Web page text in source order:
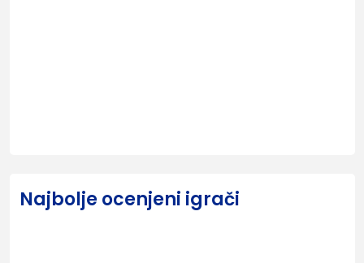
Najbolje ocenjeni igrači